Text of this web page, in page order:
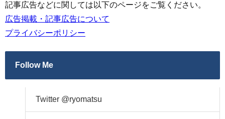
記事広告などに関しては以下のページをご覧ください。
広告掲載・記事広告について
プライバシーポリシー
Follow Me
Twitter @ryomatsu